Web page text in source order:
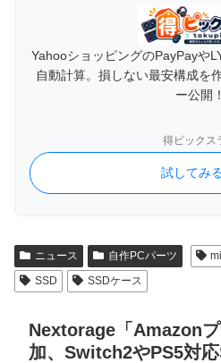
YahooショッピングのPayPayや
自動計算。損しない最安構成を
ー公開！
得ピックス
試してみ
ニュース 自作PCパーツ
SSD
SSDケース
Nextorage「Amazon
加、Switch2やPS5対